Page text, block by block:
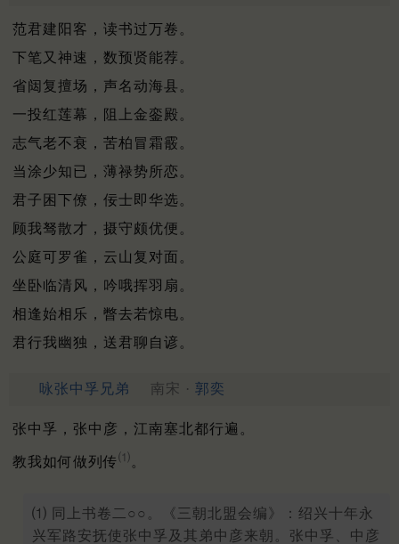
范君建阳客，读书过万卷。
下笔又神速，数预贤能荐。
省闼复擅场，声名动海县。
一投红莲幕，阻上金銮殿。
志气老不衰，苦柏冒霜霰。
当涂少知已，薄禄势所恋。
君子困下僚，佞士即华选。
顾我驽散才，摄守颇优便。
公庭可罗雀，云山复对面。
坐卧临清风，吟哦挥羽扇。
相逢始相乐，瞥去若惊电。
君行我幽独，送君聊自谚。
咏张中孚兄弟 南宋 · 郭奕
张中孚，张中彦，江南塞北都行遍。
教我如何做列传⑴。
⑴ 同上书卷二○○。《三朝北盟会编》：绍兴十年永
兴军路安抚使张中孚及其弟中彦来朝。张中孚、中彦